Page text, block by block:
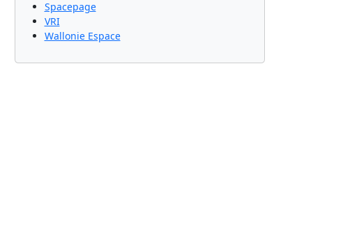
Spacepage
VRI
Wallonie Espace